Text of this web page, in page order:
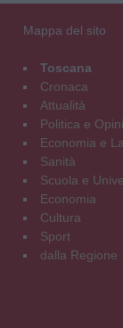
Mappa del sito
Toscana
Cronaca
Attualità
Politica e
Economia e
Sanità
Scuola e
Economia
Cultura
Sport
dalla Regione